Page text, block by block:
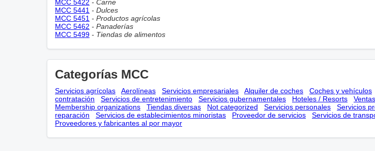
MCC 5422 - Carne
MCC 5441 - Dulces
MCC 5451 - Productos agrícolas
MCC 5462 - Panaderías
MCC 5499 - Tiendas de alimentos
Categorías MCC
Servicios agrícolas Aerolíneas Servicios empresariales Alquiler de coches Coches y vehículos
contratación
Servicios de entretenimiento Servicios gubernamentales Hoteles / Resorts
Membership оrganizations
Tiendas diversas Not categorized Servicios personales Servicios
reparación
Servicios de establecimientos minoristas Proveedor de servicios Servicios de
Proveedores y fabricantes al por mayor